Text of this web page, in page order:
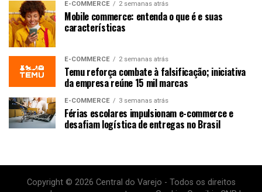
E-COMMERCE 2 semanas atrás
Mobile commerce: entenda o que é e suas
características
E-COMMERCE 2 semanas atrás
Temu reforça combate à falsificação; iniciativa
da empresa reúne 15 mil marcas
E-COMMERCE 3 semanas atrás
Férias escolares impulsionam e-commerce e
desafiam logística de entregas no Brasil
Copyright © 2026 Central do Varejo - Todos os direitos